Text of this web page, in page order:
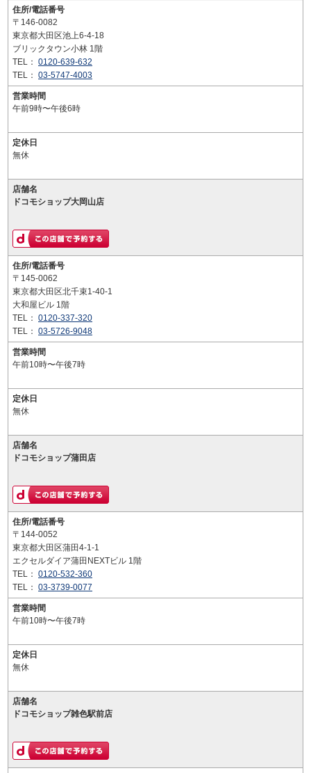
住所/電話番号
〒146-0082
東京都大田区池上6-4-18
ブリックタウン小林 1階
TEL： 0120-639-632
TEL： 03-5747-4003
営業時間
午前9時〜午後6時
定休日
無休
店舗名
ドコモショップ大岡山店
住所/電話番号
〒145-0062
東京都大田区北千束1-40-1
大和屋ビル 1階
TEL： 0120-337-320
TEL： 03-5726-9048
営業時間
午前10時〜午後7時
定休日
無休
店舗名
ドコモショップ蒲田店
住所/電話番号
〒144-0052
東京都大田区蒲田4-1-1
エクセルダイア蒲田NEXTビル 1階
TEL： 0120-532-360
TEL： 03-3739-0077
営業時間
午前10時〜午後7時
定休日
無休
店舗名
ドコモショップ雑色駅前店